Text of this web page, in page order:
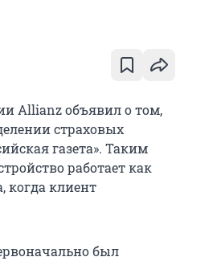
Allianz объявил о том,
страховых
газета». Таким
работает как
когда клиент
был